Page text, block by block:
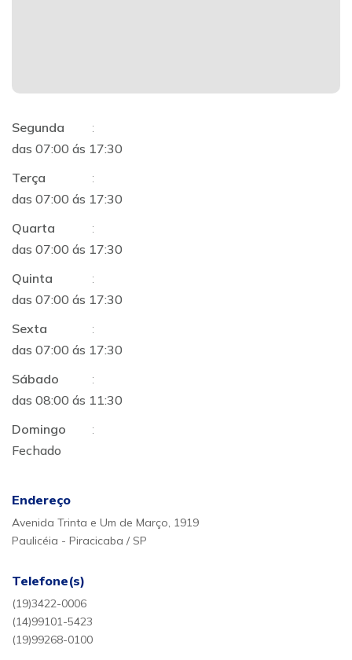
Segunda
:
das 07:00 ás 17:30
Terça
:
das 07:00 ás 17:30
Quarta
:
das 07:00 ás 17:30
Quinta
:
das 07:00 ás 17:30
Sexta
:
das 07:00 ás 17:30
Sábado
:
das 08:00 ás 11:30
Domingo
:
Fechado
Endereço
Avenida Trinta e Um de Março, 1919
Paulicéia - Piracicaba / SP
Telefone(s)
(19)3422-0006
(14)99101-5423
(19)99268-0100